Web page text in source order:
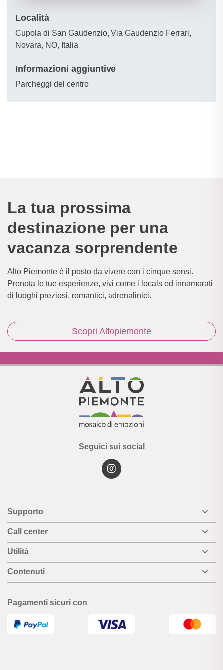
famiglie in modo coinvolgente e gioioso. Animazione e 8
macchine ludico motorie con le quali mettere in gioco
diverse abilità, fondamentali per la crescita dei più piccoli.
orari di apertura del centro.
Località
Cupola di San Gaudenzio, Via Gaudenzio Ferrari,
Novara, NO, Italia
Informazioni aggiuntive
Parcheggi del centro
La tua prossima
destinazione per una
vacanza sorprendente
Alto Piemonte è il posto da vivere con i cinque sensi.
Prenota le tue esperienze, vivi come i locals ed innamorati
di luoghi preziosi, romantici, adrenalinici.
Scopri Altopiemonte
Seguici sui social
Supporto
Call center
Utilità
Contenuti
Pagamenti sicuri con